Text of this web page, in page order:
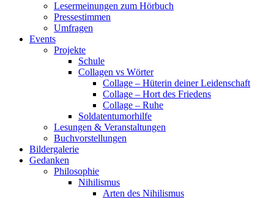
Lesermeinungen zum Hörbuch
Pressestimmen
Umfragen
Events
Projekte
Schule
Collagen vs Wörter
Collage – Hüterin deiner Leidenschaft
Collage – Hort des Friedens
Collage – Ruhe
Soldatentumorhilfe
Lesungen & Veranstaltungen
Buchvorstellungen
Bildergalerie
Gedanken
Philosophie
Nihilismus
Arten des Nihilismus